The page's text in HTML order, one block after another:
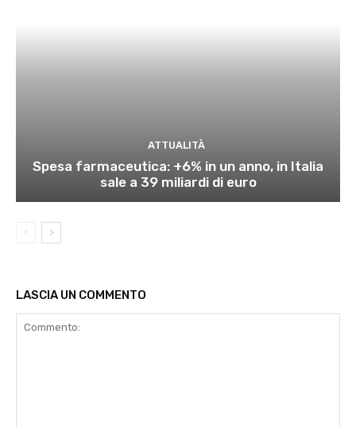
ATTUALITÀ
Spesa farmaceutica: +6% in un anno, in Italia
sale a 39 miliardi di euro
LASCIA UN COMMENTO